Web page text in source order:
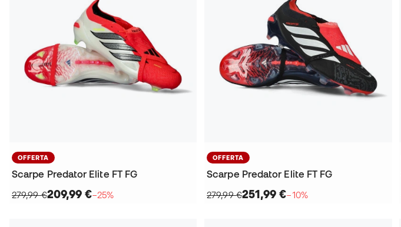
OFFERTA
Scarpe Predator Elite FT FG
279,99 €209,99 €−25%
OFFERTA
Scarpe Predator Elite FT FG
279,99 €251,99 €−10%